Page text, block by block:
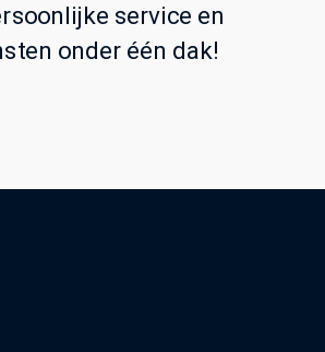
service en
onder één dak!